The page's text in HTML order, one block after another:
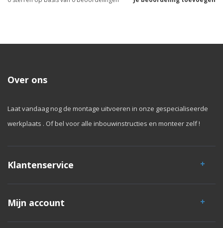
Over ons
Laat vandaag nog de montage uitvoeren in onze gespecialiseerde
werkplaats . Of bel voor alle inbouwinstructies en monteer zelf !
Klantenservice
Mijn account